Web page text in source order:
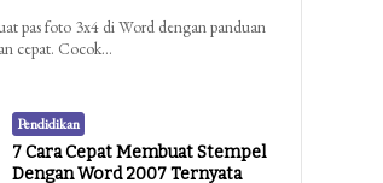
pas foto 3x4 di Word dengan panduan
cepat. Cocok…
Pendidikan
7 Cara Cepat Membuat Stempel
Dengan Word 2007 Ternyata